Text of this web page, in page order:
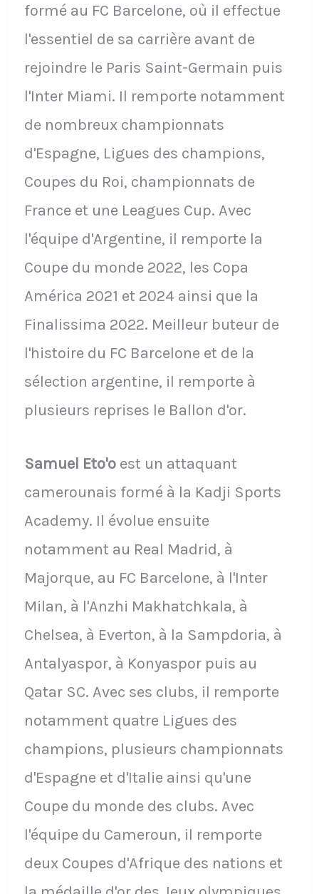
formé au FC Barcelone, où il effectue
l'essentiel de sa carrière avant de
rejoindre le Paris Saint-Germain puis
l'Inter Miami. Il remporte notamment
de nombreux championnats
d'Espagne, Ligues des champions,
Coupes du Roi, championnats de
France et une Leagues Cup. Avec
l'équipe d'Argentine, il remporte la
Coupe du monde 2022, les Copa
América 2021 et 2024 ainsi que la
Finalissima 2022. Meilleur buteur de
l'histoire du FC Barcelone et de la
sélection argentine, il remporte à
plusieurs reprises le Ballon d'or.
Samuel Eto'oest un attaquant
camerounais formé à la Kadji Sports
Academy. Il évolue ensuite
notamment au Real Madrid, à
Majorque, au FC Barcelone, à l'Inter
Milan, à l'Anzhi Makhatchkala, à
Chelsea, à Everton, à la Sampdoria, à
Antalyaspor, à Konyaspor puis au
Qatar SC. Avec ses clubs, il remporte
notamment quatre Ligues des
champions, plusieurs championnats
d'Espagne et d'Italie ainsi qu'une
Coupe du monde des clubs. Avec
l'équipe du Cameroun, il remporte
deux Coupes d'Afrique des nations et